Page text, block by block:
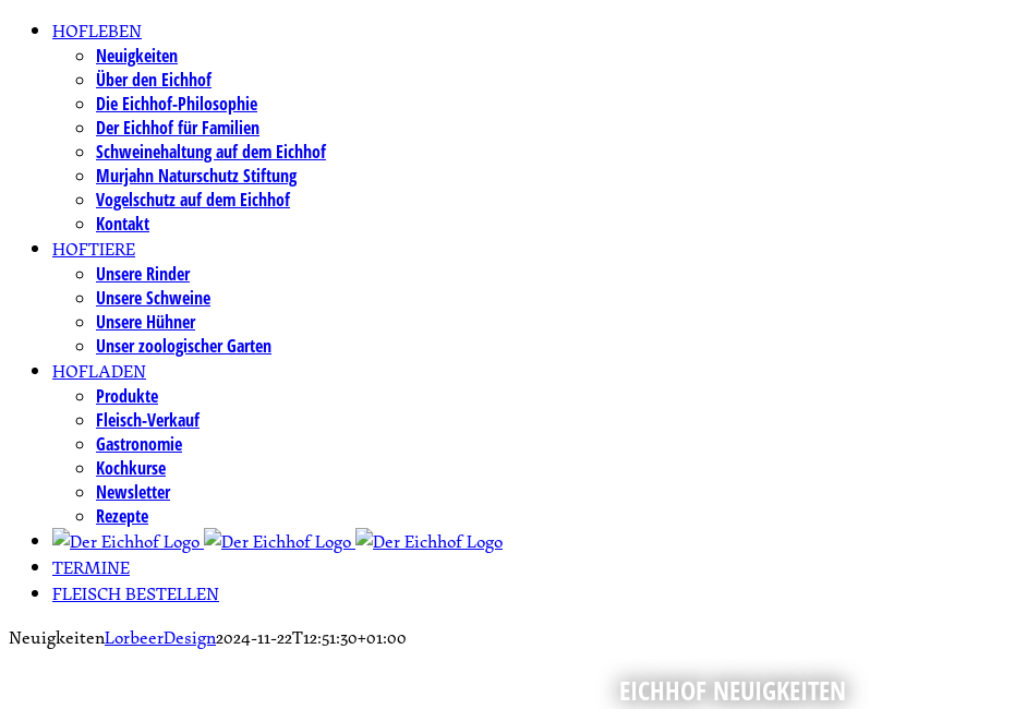
Skip HOFLEBEN
Neuigkeiten
Über den Eichhof
Die Eichhof-Philosophie
Der Eichhof für Familien
Schweinehaltung auf dem Eichhof
Murjahn Naturschutz Stiftung
Vogelschutz auf dem Eichhof
Kontakt
HOFTIERE
Unsere Rinder
Unsere Schweine
Unsere Hühner
Unser zoologischer Garten
HOFLADEN
Produkte
Fleisch-Verkauf
Gastronomie
Kochkurse
Newsletter
Rezepte
TERMINE
FLEISCH BESTELLEN
NeuigkeitenLorbeerDesign2024-11-22T12:51:30+01:00
EICHHOF NEUIGKEITEN